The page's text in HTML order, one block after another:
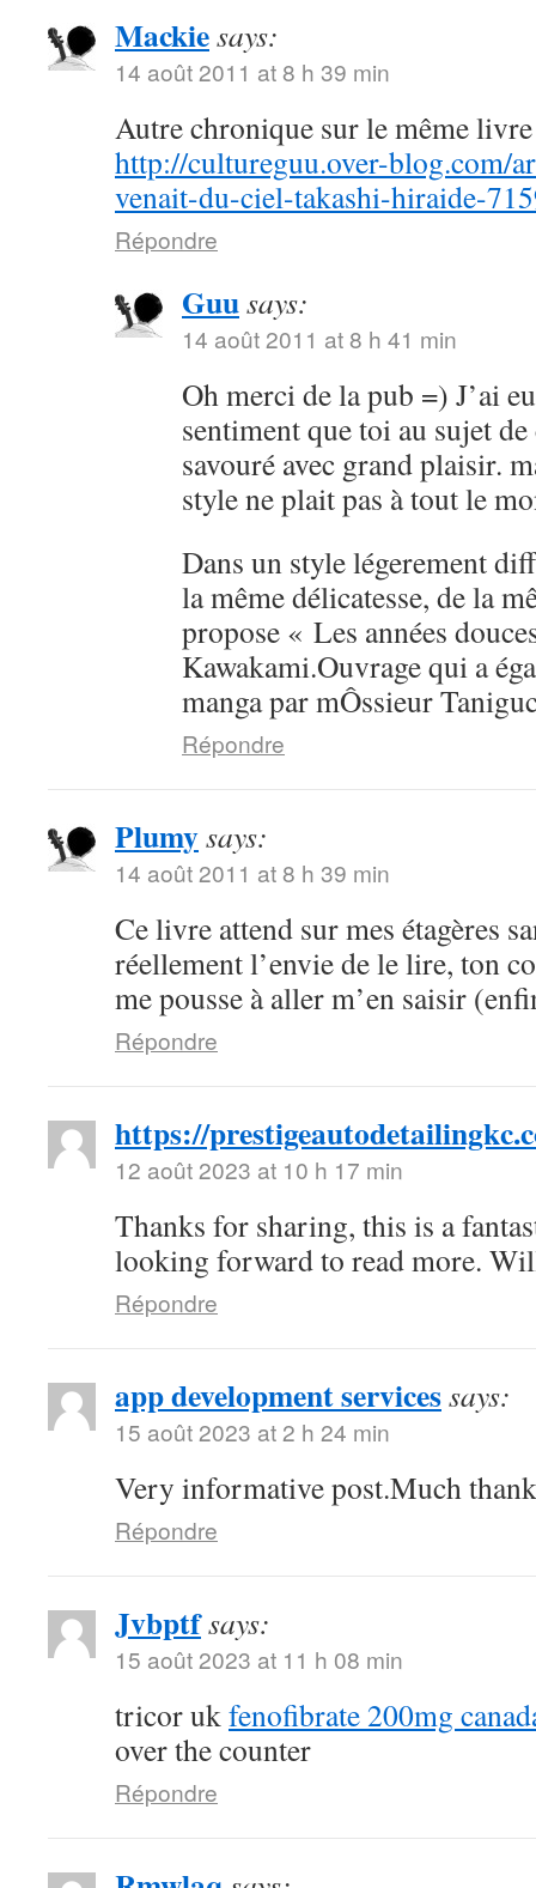
Mackiesays:
14 août 2011 at 8 h 39 min
Autre chronique sur le même
http://cultureguu.over-blog.com/
venait-du-ciel-takashi-hiraide-
Répondre
Guusays:
14 août 2011 at 8 h 41 min
Oh merci de la pub =) J’ai
sentiment que toi au sujet
savouré avec grand plaisir.
style ne plait pas à tout le
Dans un style légerement
la même délicatesse, de la
propose « Les années
Kawakami.Ouvrage qui a
manga par mÔssieur
Répondre
Plumysays:
14 août 2011 at 8 h 39 min
Ce livre attend sur mes étagères
réellement l’envie de le lire, ton
me pousse à aller m’en saisir
Répondre
https://
12 août 2023 at 10 h 17 min
Thanks for sharing, this is a
looking forward to read more.
Répondre
app development servicessays:
15 août 2023 at 2 h 24 min
Very informative post.Much
Répondre
Jvbptfsays:
15 août 2023 at 11 h 08 min
tricor ukfenofibrate 200mg
over the counter
Répondre